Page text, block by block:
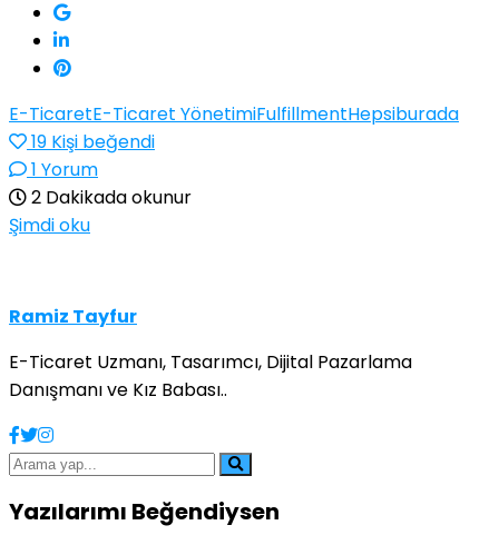
E-TicaretE-Ticaret YönetimiFulfillmentHepsiburada
19 Kişi beğendi
1 Yorum
2 Dakikada okunur
Şimdi oku
Ramiz Tayfur
E-Ticaret Uzmanı, Tasarımcı, Dijital Pazarlama
Danışmanı ve Kız Babası..
Yazılarımı Beğendiysen